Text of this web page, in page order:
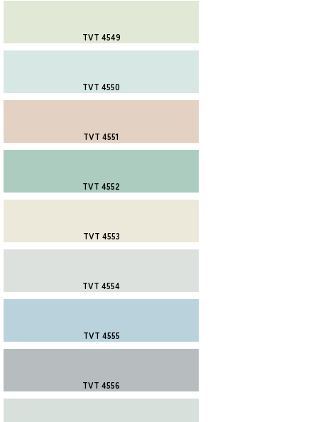
TVT 4549
TVT 4550
TVT 4551
TVT 4552
TVT 4553
TVT 4554
TVT 4555
TVT 4556